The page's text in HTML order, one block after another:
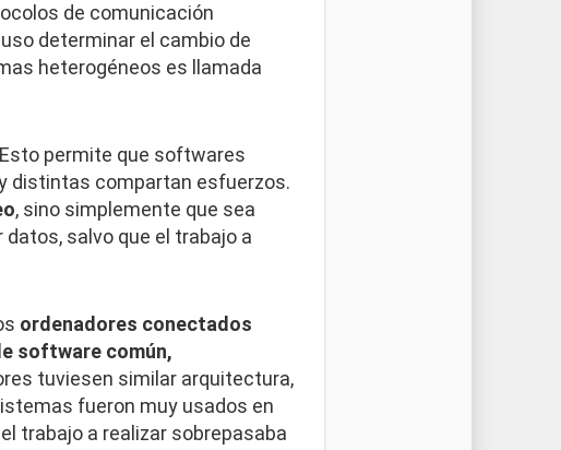
de comunicación
determinar el cambio de
heterogéneos es llamada
permite que softwares
distintas compartan esfuerzos.
, sino simplemente que sea
salvo que el trabajo a
ordenadores conectados
software común,
tuviesen similar arquitectura,
fueron muy usados en
trabajo a realizar sobrepasaba